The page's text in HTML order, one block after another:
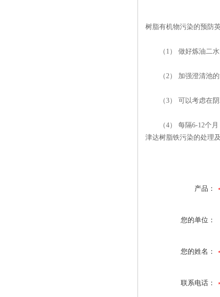
树脂有机物污染的预防
（1） 做好炼油二水
（2） 加强澄清池的
（3） 可以考虑在阴
（4） 每隔6-12个月
津达树脂铁污染的处理
产品：
您的单位：
您的姓名：
联系电话：